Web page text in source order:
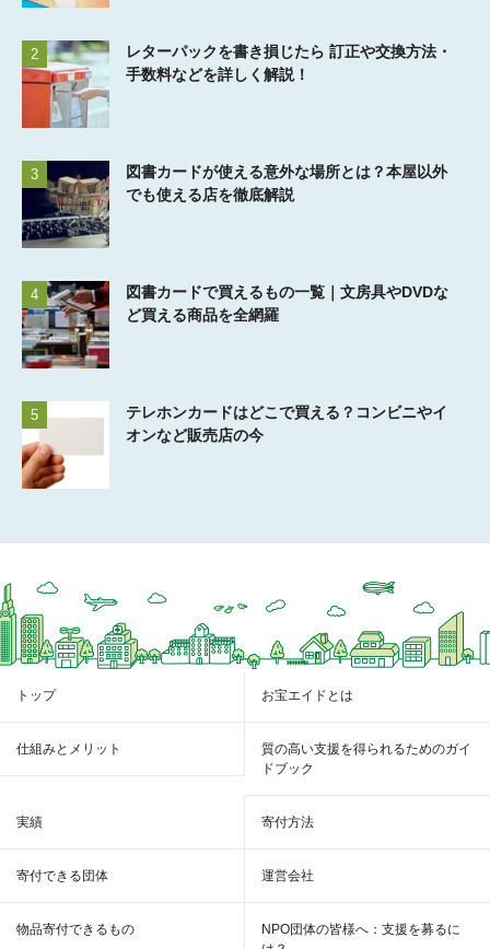
2
レターパックを書き損じたら 訂正や交換方法・
手数料などを詳しく解説！
3
図書カードが使える意外な場所とは？本屋以外
でも使える店を徹底解説
4
図書カードで買えるもの一覧｜文房具やDVDな
ど買える商品を全網羅
5
テレホンカードはどこで買える？コンビニやイ
オンなど販売店の今
トップ お宝エイドとは
仕組みとメリット
質の高い支援を得られるためのガイ
ドブック
実績 寄付方法
寄付できる団体 運営会社
物品寄付できるもの
NPO団体の皆様へ：支援を募るに